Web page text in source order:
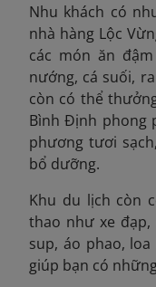
Nhu khách có
nhà hàng Lộc
các món ăn
nướng, cá suối,
còn có thể
Bình Định phong
phương tươi
bổ dưỡng.
Khu du lịch còn
thao như xe đạp,
sup, áo phao, loa
giúp bạn có